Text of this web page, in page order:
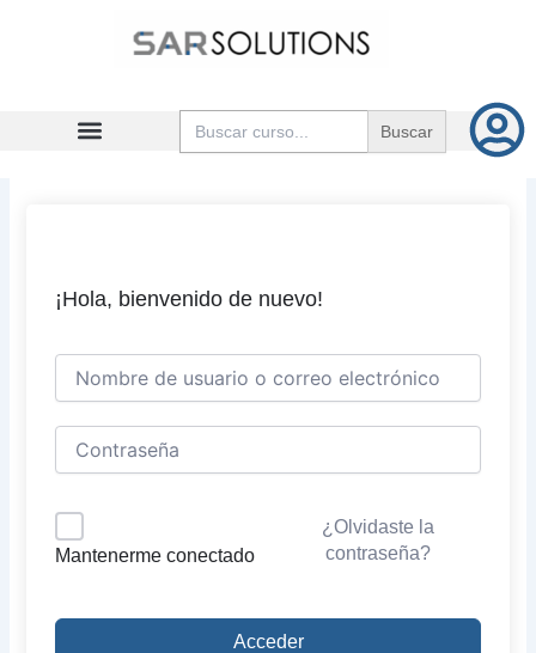
Buscar:
¡Hola, bienvenido de nuevo!
Mantenerme conectado
¿Olvidaste la
contraseña?
Acceder